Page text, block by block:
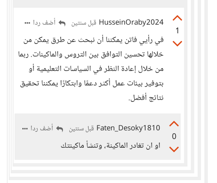
1
HusseinOraby2024 قبل سنتين أضف ردا
في رأيي فاتن يمكننا أن نبحث عن طرق يمكن من
خلالها تحسين التوافق بين التروس والماكينات. ربما
من خلال إعادة النظر في السياسات التعليمية أو
بتوفير بيئات عمل أكثر دعمًا وابتكارًا يمكننا تحقيق
نتائج أفضل.
0
Faten_Desoky1810 قبل سنتين أضف ردا
او ان تغادر الماكينة، وتنشأ ماكينتك